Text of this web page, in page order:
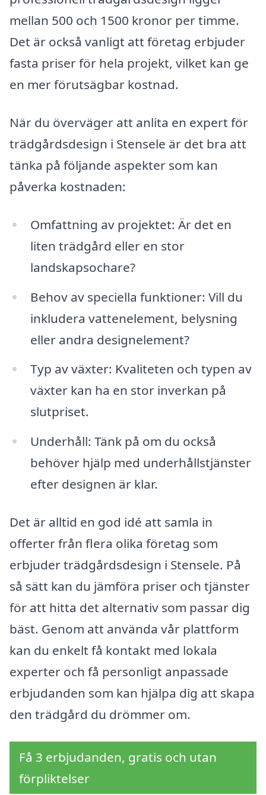
mellan 500 och 1500 kronor per timme.
Det är också vanligt att företag erbjuder
fasta priser för hela projekt, vilket kan ge
en mer förutsägbar kostnad.
När du överväger att anlita en expert för
trädgårdsdesign i Stensele är det bra att
tänka på följande aspekter som kan
påverka kostnaden:
Omfattning av projektet: Är det en
liten trädgård eller en stor
landskapsochare?
Behov av speciella funktioner: Vill du
inkludera vattenelement, belysning
eller andra designelement?
Typ av växter: Kvaliteten och typen av
växter kan ha en stor inverkan på
slutpriset.
Underhåll: Tänk på om du också
behöver hjälp med underhållstjänster
efter designen är klar.
Det är alltid en god idé att samla in
offerter från flera olika företag som
erbjuder trädgårdsdesign i Stensele. På
så sätt kan du jämföra priser och tjänster
för att hitta det alternativ som passar dig
bäst. Genom att använda vår plattform
kan du enkelt få kontakt med lokala
experter och få personligt anpassade
erbjudanden som kan hjälpa dig att skapa
den trädgård du drömmer om.
Få 3 erbjudanden, gratis och utan
förpliktelser